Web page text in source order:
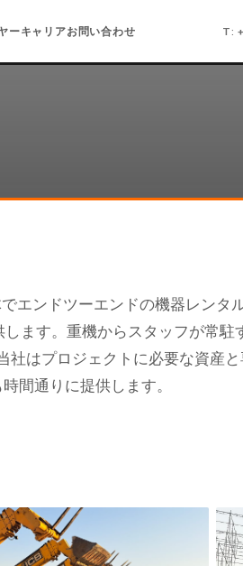
ーキャリアお問い合わせ T:
エンドツーエンドの機器レンタ
ます。重機からスタッフが常駐
社はプロジェクトに必要な資産
間通りに提供します。